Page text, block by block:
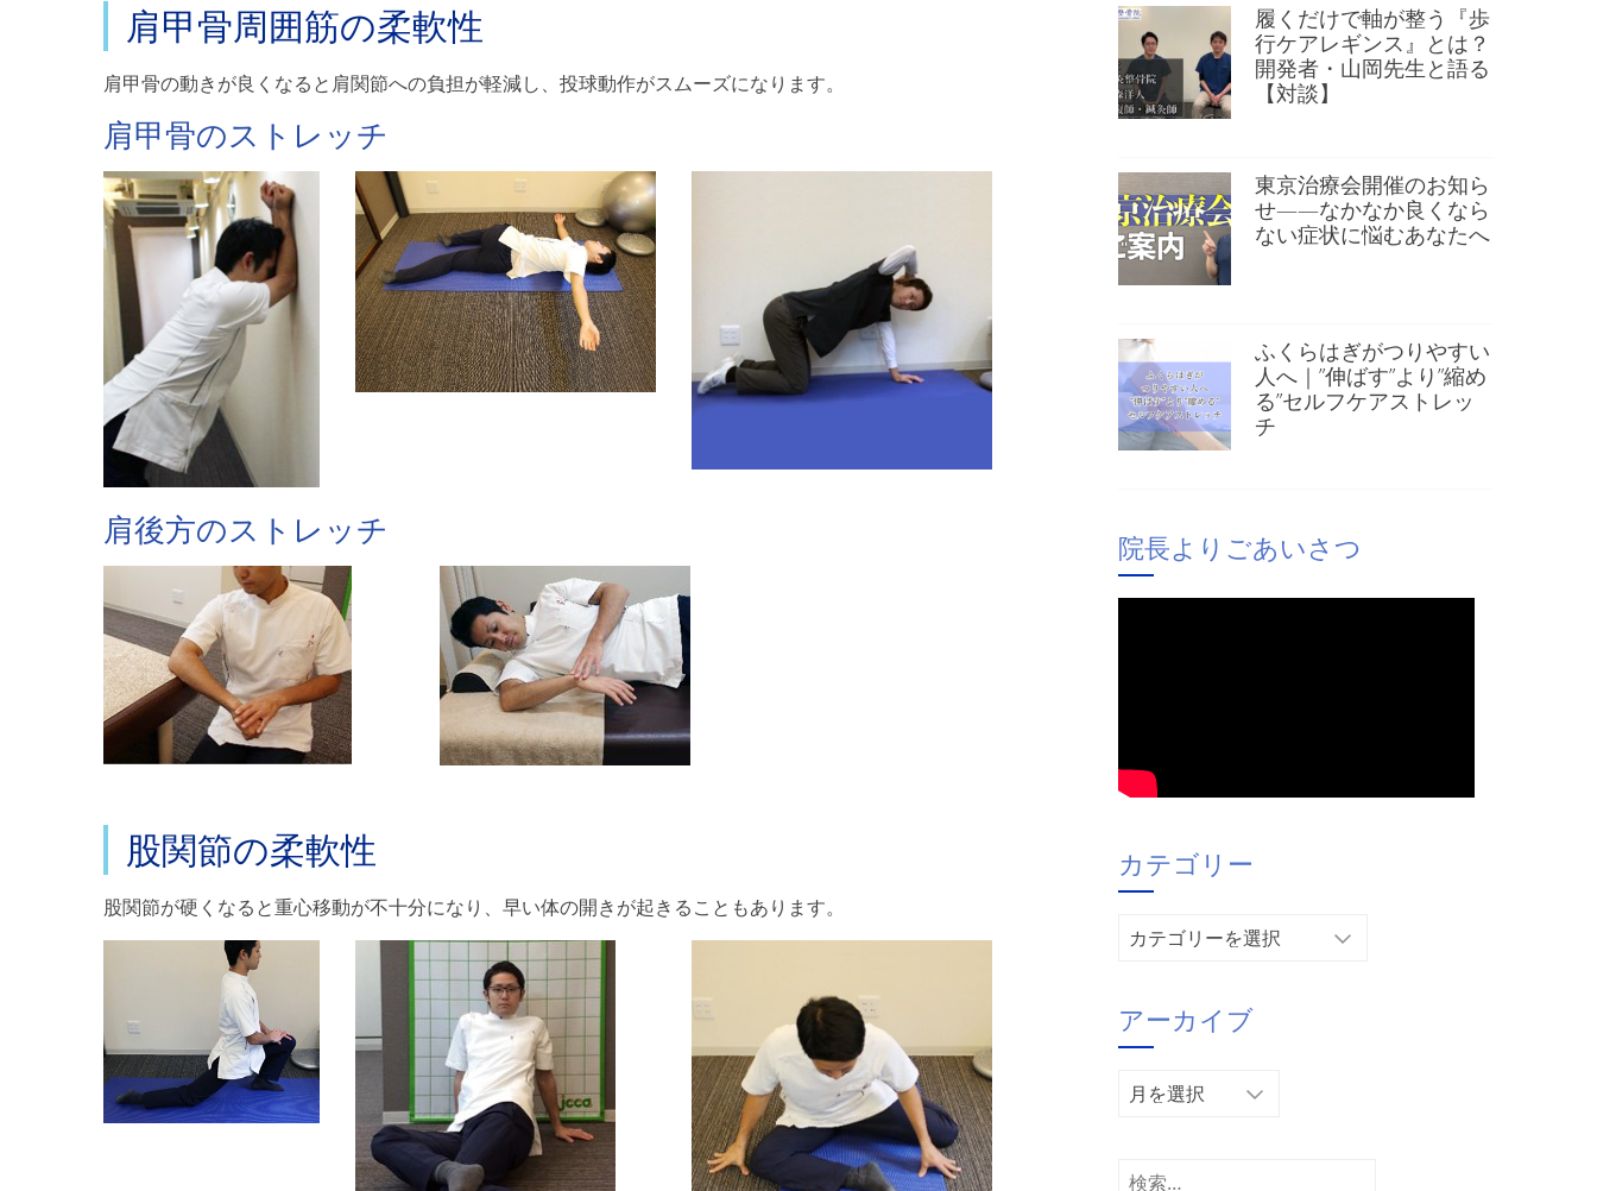
肩甲骨周囲筋の柔軟性
肩甲骨の動きが良くなると肩関節への負担が軽減し、投球動作がスムーズになります。
肩甲骨のストレッチ
肩後方のストレッチ
股関節の柔軟性
股関節が硬くなると重心移動が不十分になり、早い体の開きが起きることもあります。
履くだけで軸が整う『歩
行ケアレギンス』とは？
開発者・山岡先生と語る
【対談】
東京治療会開催のお知ら
せ——なかなか良くなら
ない症状に悩むあなたへ
ふくらはぎがつりやすい
人へ｜”伸ばす”より”縮め
る”セルフケアストレッ
チ
院長よりごあいさつ
カテゴリー
カ
リ
ー
アーカイブ
ア
イ
検